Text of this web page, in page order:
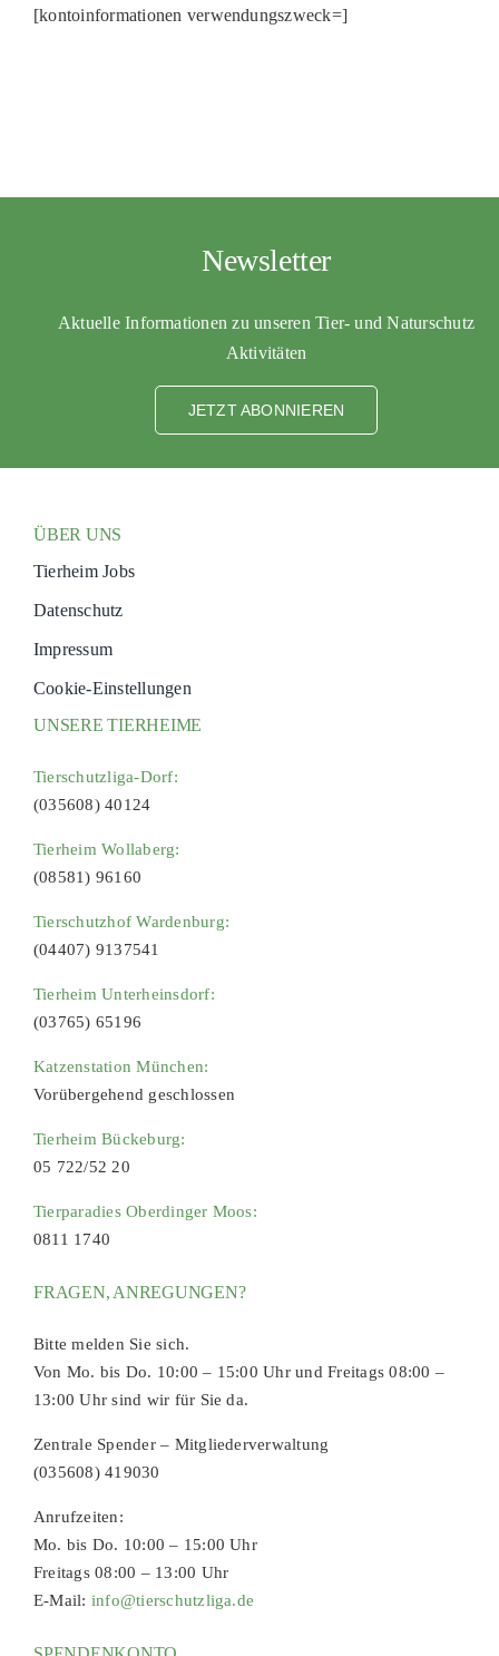
[kontoinformationen verwendungszweck=]
Newsletter
Aktuelle Informationen zu unseren Tier- und Naturschutz
Aktivitäten
JETZT ABONNIEREN
ÜBER UNS
Tierheim Jobs
Datenschutz
Impressum
Cookie-Einstellungen
UNSERE TIERHEIME
Tierschutzliga-Dorf:
(035608) 40124
Tierheim Wollaberg:
(08581) 96160
Tierschutzhof Wardenburg:
(04407) 9137541
Tierheim Unterheinsdorf:
(03765) 65196
Katzenstation München:
Vorübergehend geschlossen
Tierheim Bückeburg:
05 722/52 20
Tierparadies Oberdinger Moos:
0811 1740
FRAGEN, ANREGUNGEN?
Bitte melden Sie sich.
Von Mo. bis Do. 10:00 – 15:00 Uhr und Freitags 08:00 –
13:00 Uhr sind wir für Sie da.
Zentrale Spender – Mitgliederverwaltung
(035608) 419030
Anrufzeiten:
Mo. bis Do. 10:00 – 15:00 Uhr
Freitags 08:00 – 13:00 Uhr
E-Mail: info@tierschutzliga.de